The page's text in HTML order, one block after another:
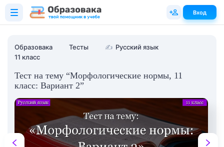
Образовака Тесты ✍ Русский язык
11 класс
Тест на тему “Морфологические нормы, 11
класс: Вариант 2”
Вход